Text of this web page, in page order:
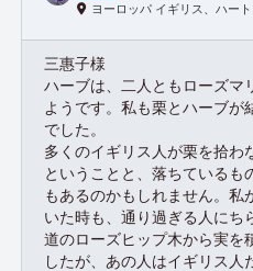
ヨーロッパ イギリス、ハー
三惠子様
ハーブは、二人ともローズマ
ようです。私も栗とハーブが
でした。
多くのイギリス人が栗を拾わ
ということと、落ちているも
もあるのかもしれません。私
いた時も、通り過ぎる人にち
道のローズヒップ木から実を
したが、あの人はイギリス人